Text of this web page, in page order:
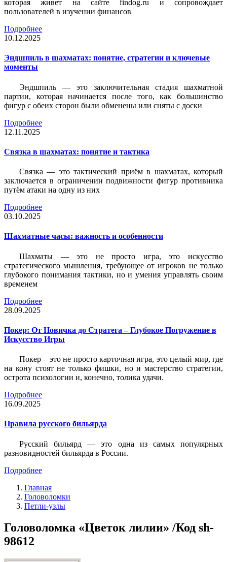
которая живет на сайте findog.ru и сопровождает
пользователей в изучении финансов
Подробнее
10.12.2025
Эндшпиль в шахматах: понятие, стратегии и ключевые
моменты
Эндшпиль — это заключительная стадия шахматной
партии, которая начинается после того, как большинство
фигур с обеих сторон были обменены или сняты с доски
Подробнее
12.11.2025
Связка в шахматах: понятие и тактика
Связка — это тактический приём в шахматах, который
заключается в ограничении подвижности фигур противника
путём атаки на одну из них
Подробнее
03.10.2025
Шахматные часы: важность и особенности
Шахматы — это не просто игра, это искусство
стратегического мышления, требующее от игроков не только
глубокого понимания тактики, но и умения управлять своим
временем
Подробнее
28.09.2025
Покер: От Новичка до Стратега – Глубокое Погружение в
Искусство Игры
Покер – это не просто карточная игра, это целый мир, где
на кону стоят не только фишки, но и мастерство стратегии,
острота психологии и, конечно, толика удачи.
Подробнее
16.09.2025
Правила русского бильярда
Русский бильярд — это одна из самых популярных
разновидностей бильярда в России.
Подробнее
Главная
Головоломки
Петли-узлы
Головоломка «Цветок лилии» /Код sh-
98612